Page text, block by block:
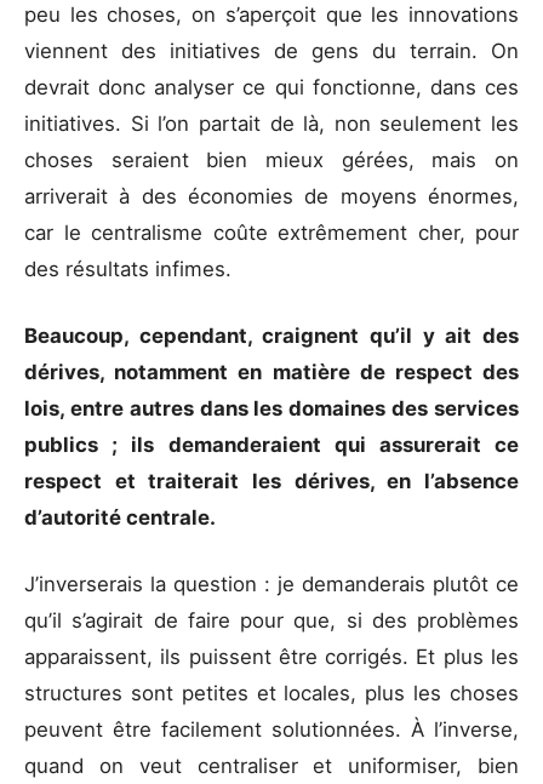
peu les choses, on s’aperçoit que les innovations
viennent des initiatives de gens du terrain. On
devrait donc analyser ce qui fonctionne, dans ces
initiatives. Si l’on partait de là, non seulement les
choses seraient bien mieux gérées, mais on
arriverait à des économies de moyens énormes,
car le centralisme coûte extrêmement cher, pour
des résultats infimes.
Beaucoup, cependant, craignent qu’il y ait des
dérives, notamment en matière de respect des
lois, entre autres dans les domaines des services
publics ; ils demanderaient qui assurerait ce
respect et traiterait les dérives, en l’absence
d’autorité centrale.
J’inverserais la question : je demanderais plutôt ce
qu’il s’agirait de faire pour que, si des problèmes
apparaissent, ils puissent être corrigés. Et plus les
structures sont petites et locales, plus les choses
peuvent être facilement solutionnées. À l’inverse,
quand on veut centraliser et uniformiser, bien